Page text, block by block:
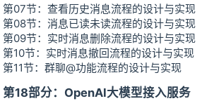
第07节：查看历史消息流程的设计与实现
第08节：消息已读未读流程的设计与实现
第09节：实时消息删除流程的设计与实现
第10节：实时消息撤回流程的设计与实现
第11节：群聊@功能流程的设计与实现
第18部分：OpenAI大模型接入服务